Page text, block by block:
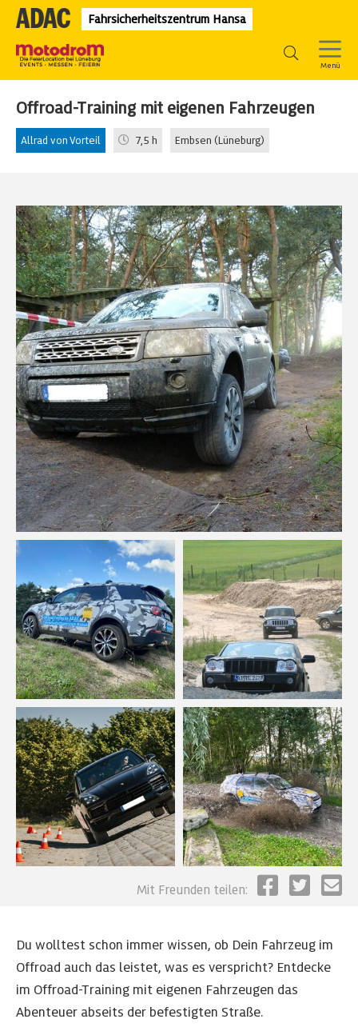
Fahrsicherheitszentrum Hansa
Offroad-Training mit eigenen Fahrzeugen
Allrad von Vorteil 7,5 h Embsen (Lüneburg)
Mit Freunden teilen:
Du wolltest schon immer wissen, ob Dein Fahrzeug im
Offroad auch das leistet, was es verspricht? Entdecke
im Offroad-Training mit eigenen Fahrzeugen das
Abenteuer abseits der befestigten Straße.